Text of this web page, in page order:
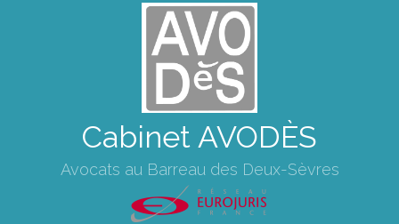
Cabinet AVODÈS
Avocats au Barreau des Deux-Sèvres